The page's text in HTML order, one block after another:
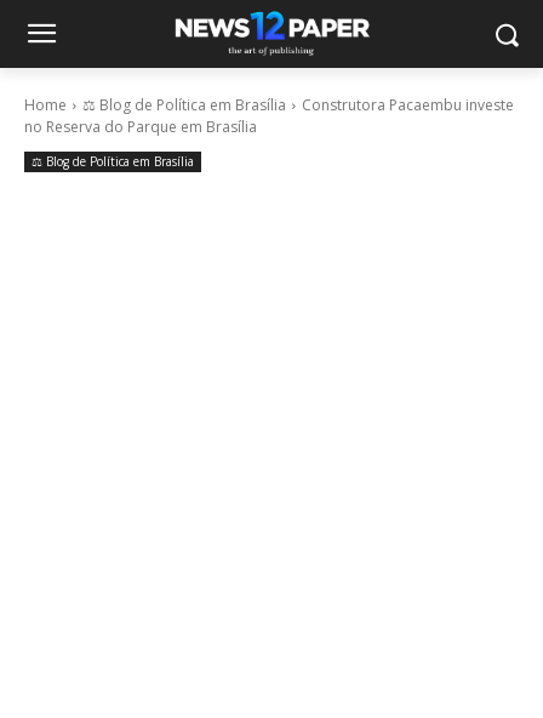
Home ⚖️ Blog de Política em Brasília
Construtora Pacaembu investe
no Reserva do Parque em Brasília
⚖️ Blog de Política em Brasília